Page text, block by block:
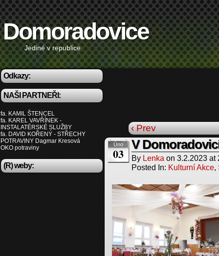
Domoradovice
Jediné v republice
Odkazy:
NAŠI PARTNEŘI:
fa. KAMIL ŠTENCEL
fa. KAREL VAVŘÍNEK -
INSTALATÉRSKÉ SLUŽBY
fa. DAVID KOŘENÝ - STŘECHY
POTRAVINY Dagmar Kresová
OKO potraviny
(R) weby:
‹ Prev
Úno
03
V
By Lenka on 3.2.2023 at
Posted In: Kulturní Akce,